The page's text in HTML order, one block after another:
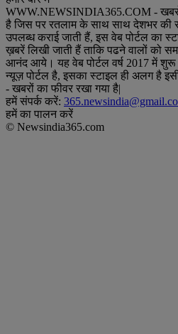
WWW.NEWSINDIA365.COM -
है जिस पर रतलाम के साथ साथ देशभर की
उपलब्ध कराई जाती हैं, इस वेब पोर्टल का
ख़बरें लिखी जाती हैं ताकि पढने वालों को
आनंद आये। यह वेब पोर्टल वर्ष 2017 में
न्यूज़ पोर्टल है, इसका स्टाइल ही अलग है
- खबरों का फीवर रखा गया है|
हमें संपर्क करें:
हमें का पालन करें
© Newsindia365.com